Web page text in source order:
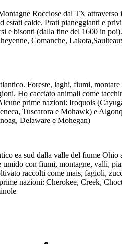
Rocciose dal TX attraverso
estati calde. Prati pianeggianti e
e bisonti (dalla fine del 1600 in
Comanche,
Foreste, laghi, fiumi, montare
Ho cacciato animali come
prime nazioni: Iroquois
Tuscarora e Mohawk) e
Delaware e Mohegan)
ea sud dalla valle del fiume Ohio
umido con fiumi, montagne, valli,
raccolti come mais, fagioli,
nazioni: Cherokee, Creek,